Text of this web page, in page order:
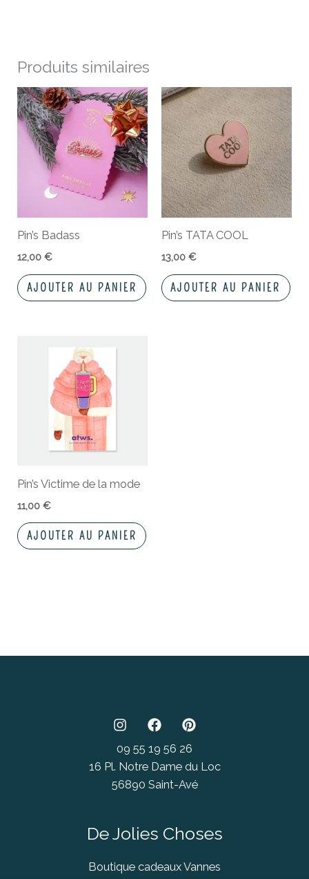
Produits similaires
Pin’s Badass
12,00€
AJOUTER AU PANIER
Pin’s TATA COOL
13,00 €
AJOUTER AU PANIER
Pin’s Victime de la mode
11,00€
AJOUTER AU PANIER
09 55 19 56 26
16 Pl. Notre Dame du Loc
56890 Saint-Avé
De Jolies Choses
Boutique cadeaux Vannes